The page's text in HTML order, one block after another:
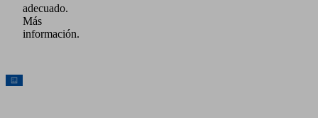
adecuado.
Más
información.